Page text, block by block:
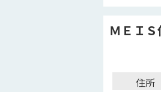
ＭＥＩ
住所